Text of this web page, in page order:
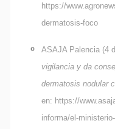
https://
dermatosis-foco
ASAJA Palencia (4
vigilancia y da
dermatosis nodular
en: https://
informa/el-